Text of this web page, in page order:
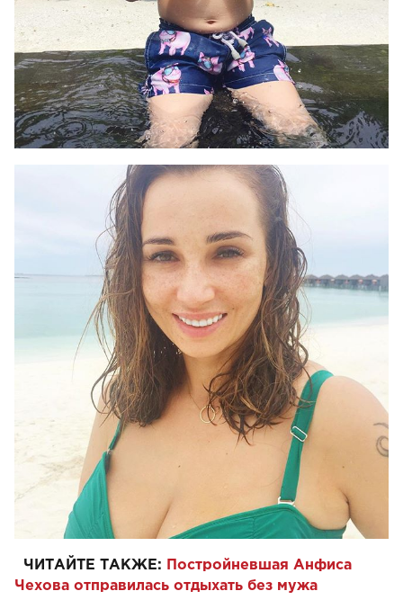
ЧИТАЙТЕ ТАКЖЕ:
Постройневшая Анфиса
Чехова отправилась отдыхать без мужа